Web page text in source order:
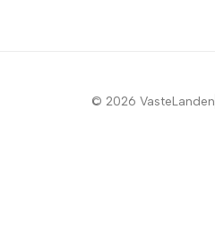
© 2026 VasteLanden